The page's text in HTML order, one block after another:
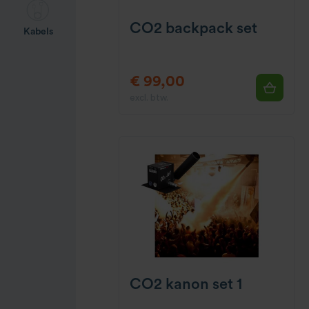
Kabels CO2 backpack set
€ 99,00
CO2 kanon set 1